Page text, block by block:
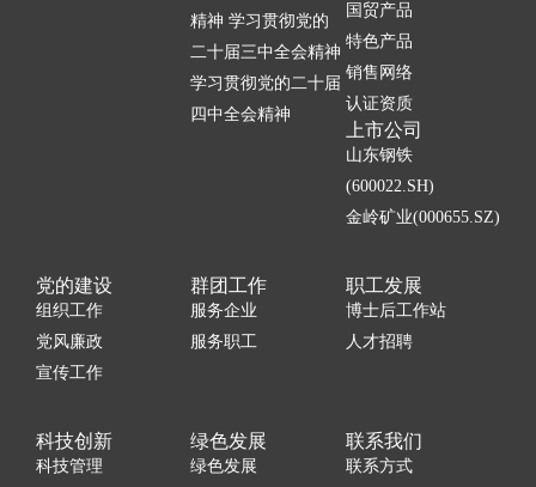
精神 学习贯彻党的
二十届三中全会精神
学习贯彻党的二十届
四中全会精神
国贸产品
特色产品
销售网络
认证资质
上市公司
山东钢铁
(600022.SH)
金岭矿业(000655.SZ)
党的建设
组织工作
党风廉政
宣传工作
群团工作
服务企业
服务职工
职工发展
博士后工作站
人才招聘
科技创新
科技管理
绿色发展
绿色发展
联系我们
联系方式